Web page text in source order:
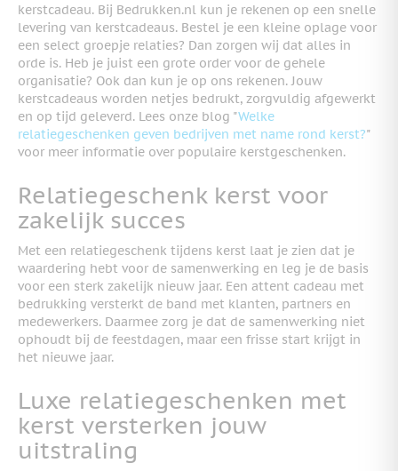
kerstcadeau. Bij Bedrukken.nl kun je rekenen op een snelle
levering van kerstcadeaus. Bestel je een kleine oplage voor
een select groepje relaties? Dan zorgen wij dat alles in
orde is. Heb je juist een grote order voor de gehele
organisatie? Ook dan kun je op ons rekenen. Jouw
kerstcadeaus worden netjes bedrukt, zorgvuldig afgewerkt
en op tijd geleverd. Lees onze blog "Welke
relatiegeschenken geven bedrijven met name rond kerst?"
voor meer informatie over populaire kerstgeschenken.
Relatiegeschenk kerst voor
zakelijk succes
Met een relatiegeschenk tijdens kerst laat je zien dat je
waardering hebt voor de samenwerking en leg je de basis
voor een sterk zakelijk nieuw jaar. Een attent cadeau met
bedrukking versterkt de band met klanten, partners en
medewerkers. Daarmee zorg je dat de samenwerking niet
ophoudt bij de feestdagen, maar een frisse start krijgt in
het nieuwe jaar.
Luxe relatiegeschenken met
kerst versterken jouw
uitstraling